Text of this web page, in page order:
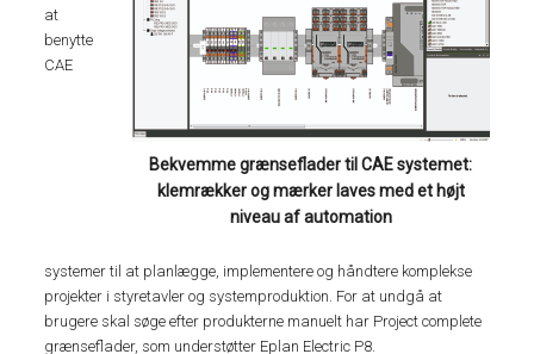
Bekvemme grænseflader til CAE systemet:
klemrækker og mærker laves med et højt
niveau af automation
at
benytte
CAE
systemer til at planlægge, implementere og håndtere komplekse
projekter i styretavler og systemproduktion. For at undgå at
brugere skal søge efter produkterne manuelt har Project complete
grænseflader, som understøtter Eplan Electric P8.